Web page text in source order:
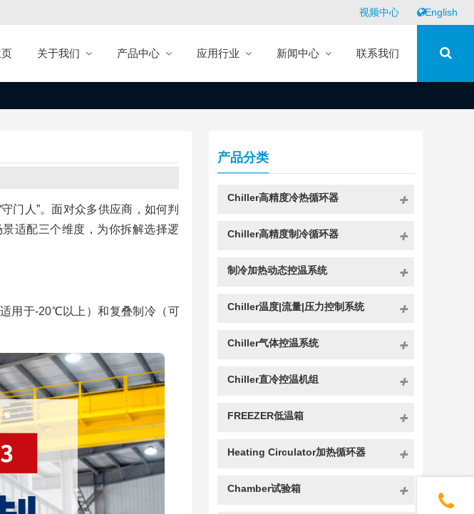
视频中心 English
页 关于我们 产品中心 应用行业 新闻中心 联系我们
门人”。面对众多供应商，如何判
适配三个维度，为你拆解选择逻
用于-20℃以上）和复叠制冷（可
产品分类
Chiller高精度冷热循环器
Chiller高精度制冷循环器
制冷加热动态控温系统
Chiller温度|流量|压力控制系统
Chiller气体控温系统
Chiller直冷控温机组
FREEZER低温箱
Heating Circulator加热循环器
Chamber试验箱